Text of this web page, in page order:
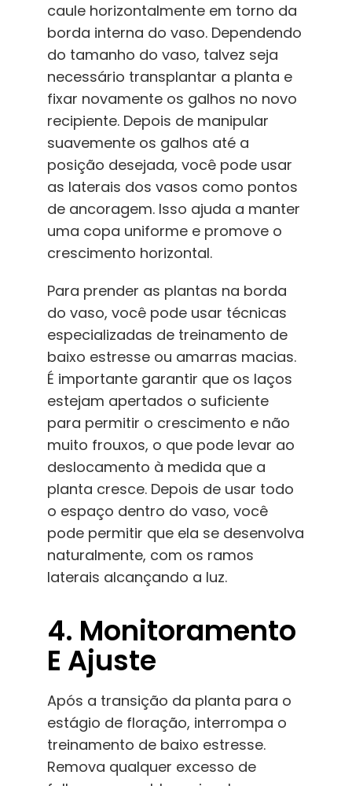
caule horizontalmente em torno da
borda interna do vaso. Dependendo
do tamanho do vaso, talvez seja
necessário transplantar a planta e
fixar novamente os galhos no novo
recipiente. Depois de manipular
suavemente os galhos até a
posição desejada, você pode usar
as laterais dos vasos como pontos
de ancoragem. Isso ajuda a manter
uma copa uniforme e promove o
crescimento horizontal.
Para prender as plantas na borda
do vaso, você pode usar técnicas
especializadas de treinamento de
baixo estresse ou amarras macias.
É importante garantir que os laços
estejam apertados o suficiente
para permitir o crescimento e não
muito frouxos, o que pode levar ao
deslocamento à medida que a
planta cresce. Depois de usar todo
o espaço dentro do vaso, você
pode permitir que ela se desenvolva
naturalmente, com os ramos
laterais alcançando a luz.
4. Monitoramento
E Ajuste
Após a transição da planta para o
estágio de floração, interrompa o
treinamento de baixo estresse.
Remova qualquer excesso de